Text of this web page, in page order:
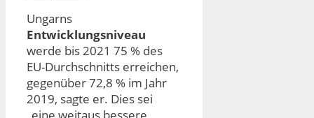
Ungarns
Entwicklungsniveau
werde bis 2021 75 % des
EU-Durchschnitts erreichen,
gegenüber 72,8 % im Jahr
2019, sagte er. Dies sei